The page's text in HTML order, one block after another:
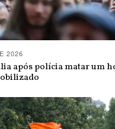
2026
após polícia matar um